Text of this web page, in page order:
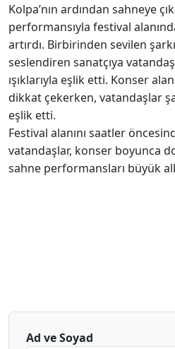
Kolpa’nın ardından sahneye
performansıyla festival
artırdı. Birbirinden sevilen
seslendiren sanatçıya
ışıklarıyla eşlik etti. Konser
dikkat çekerken, vatandaşlar
eşlik etti.
Festival alanını saatler
vatandaşlar, konser boyunca
sahne performansları büyük
Ad ve Soyad